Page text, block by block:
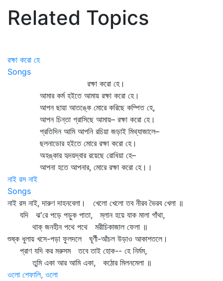
Related Topics
রক্ষা করো হে
Songs
রক্ষা করো হে।
আমার কর্ম হইতে আমায় রক্ষা করো হে।
আপন ছায়া আতঙ্কে মোরে করিছে কম্পিত হে,
আপন চিন্তা গ্রাসিছে আমায়– রক্ষা করো হে।
প্রতিদিন আমি আপনি রচিয়া জড়াই মিথ্যাজালে–
ছলনাডোর হইতে মোরে রক্ষা করো হে।
অহঙ্কার হৃদয়দ্বার রয়েছে রোধিয়া হে–
আপনা হতে আপনার, মোরে রক্ষা করো হে।।
নাই রস নাই
Songs
নাই রস নাই, দারুণ দাহনবেলা। খেলো খেলো তব নীরব ভৈরব খেলা ॥
যদি ঝ'রে পড়ে পড়ুক পাতা, ম্লান হয়ে যাক মালা গাঁথা,
থাক্‌ জনহীন পথে পথে মরীচিকাজাল ফেলা ॥
শুষ্ক ধুলায় খসে-পড়া ফুলদলে ঘূর্ণী-আঁচল উড়াও আকাশতলে।
প্রাণ যদি কর মরুসম তবে তাই হোক-- হে নির্মম,
তুমি একা আর আমি একা, কঠোর মিলনমেলা ॥
ওলো শেফালি, ওলো